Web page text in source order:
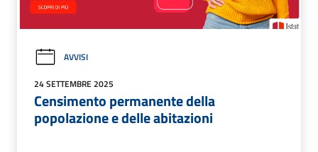
AVVISI
24 SETTEMBRE 2025
Censimento permanente della
popolazione e delle abitazioni